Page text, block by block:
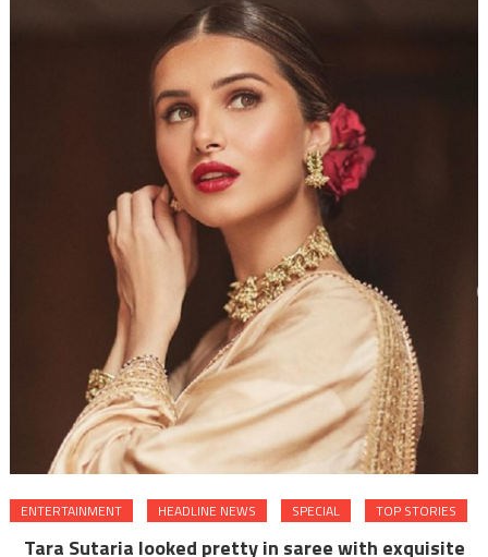
ENTERTAINMENT HEADLINE NEWS SPECIAL TOP STORIES
Tara Sutaria looked pretty in saree with exquisite